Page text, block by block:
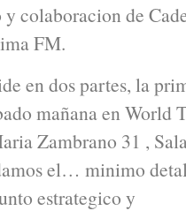
colaboracion de
FM.
en dos partes, la
mañana en World
Zambrano 31 ,
el… minimo
estrategico y